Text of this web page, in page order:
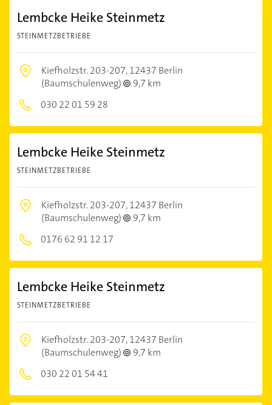
Lembcke Heike Steinmetz
STEINMETZBETRIEBE
Kiefholzstr. 203-207,12437 Berlin
(Baumschulenweg)
9,7 km
030 22 01 59 28
Lembcke Heike Steinmetz
STEINMETZBETRIEBE
Kiefholzstr. 203-207,12437 Berlin
(Baumschulenweg)
9,7 km
0176 62 91 12 17
Lembcke Heike Steinmetz
STEINMETZBETRIEBE
Kiefholzstr. 203-207,12437 Berlin
(Baumschulenweg)
9,7 km
030 22 01 54 41